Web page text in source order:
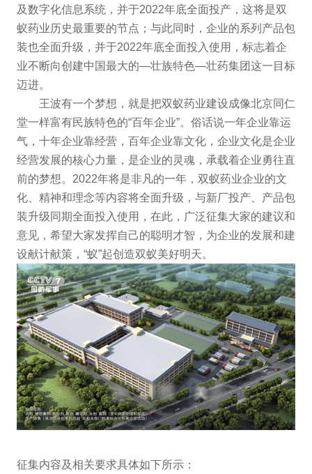
及数字化信息系统，并于2022年底全面投产，这将是双
蚁药业历史最重要的节点；与此同时，企业的系列产品包
装也全面升级，并于2022年底全面投入使用，标志着企
业不断向创建中国最大的—壮族特色—壮药集团这一目标
迈进。
王波有一个梦想，就是把双蚁药业建设成像北京同仁
堂一样富有民族特色的“百年企业”。俗话说一年企业靠运
气，十年企业靠经营，百年企业靠文化，企业文化是企业
经营发展的核心力量，是企业的灵魂，承载着企业勇往直
前的梦想。2022年将是非凡的一年，双蚁药业企业的文
化、精神和理念等内容将全面升级，与新厂投产、产品包
装升级同期全面投入使用，在此，广泛征集大家的建议和
意见，希望大家发挥自己的聪明才智，为企业的发展和建
设献计献策，“蚁”起创造双蚁美好明天。
征集内容及相关要求具体如下所示：